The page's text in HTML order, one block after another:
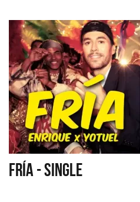
FRÍA - SINGLE